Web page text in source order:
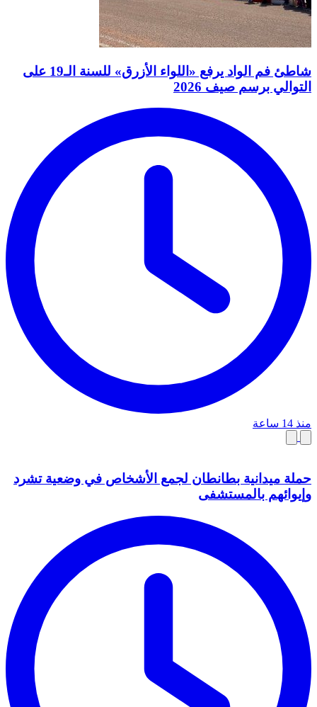
شاطئ فم الواد يرفع «اللواء الأزرق» للسنة الـ19 على
التوالي برسم صيف 2026
منذ 14 ساعة
حملة ميدانية بطانطان لجمع الأشخاص في وضعية تشرد
وإيوائهم بالمستشفى